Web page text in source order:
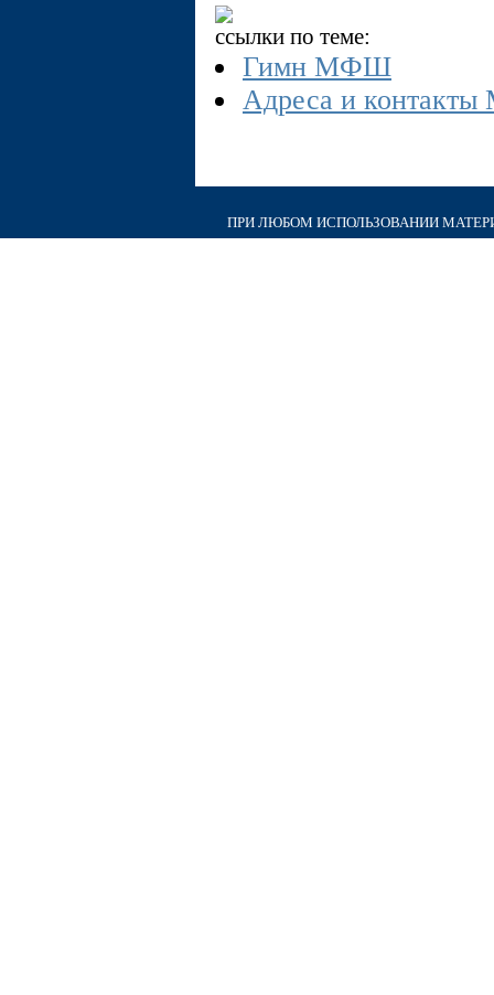
ссылки по теме:
Гимн МФШ
Адреса и
ПРИ ЛЮБОМ ИСПОЛЬЗОВАНИИ